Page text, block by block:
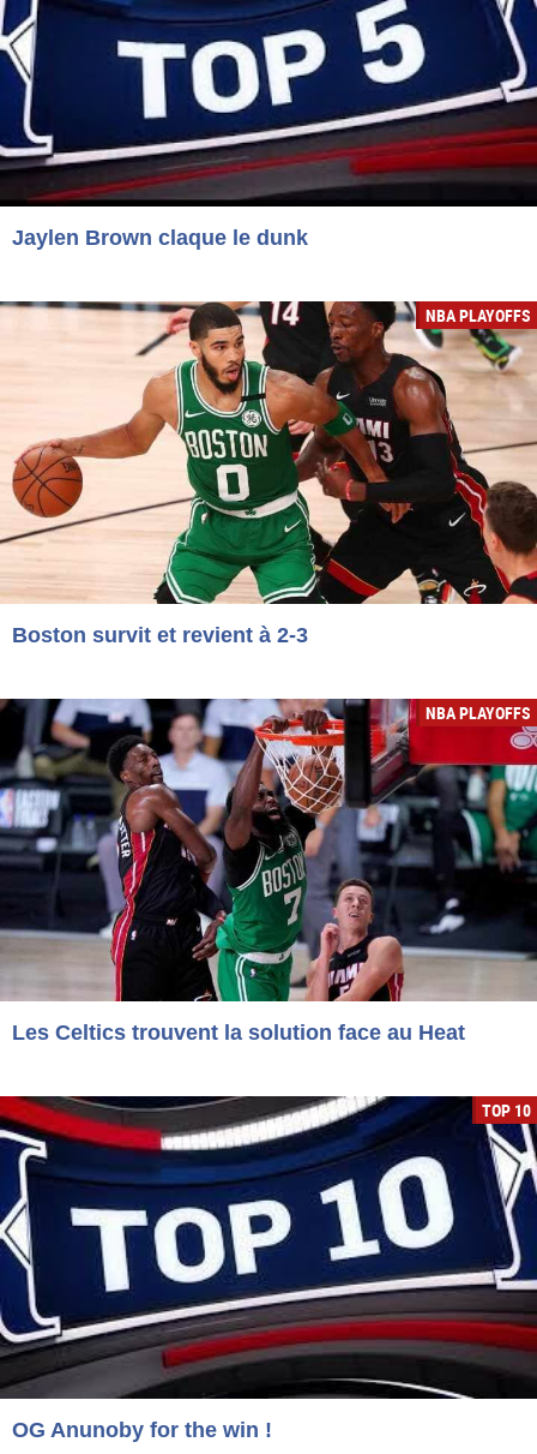
Jaylen Brown claque le dunk
NBA PLAYOFFS
Boston survit et revient à 2-3
NBA PLAYOFFS
Les Celtics trouvent la solution face au Heat
TOP 10
OG Anunoby for the win !